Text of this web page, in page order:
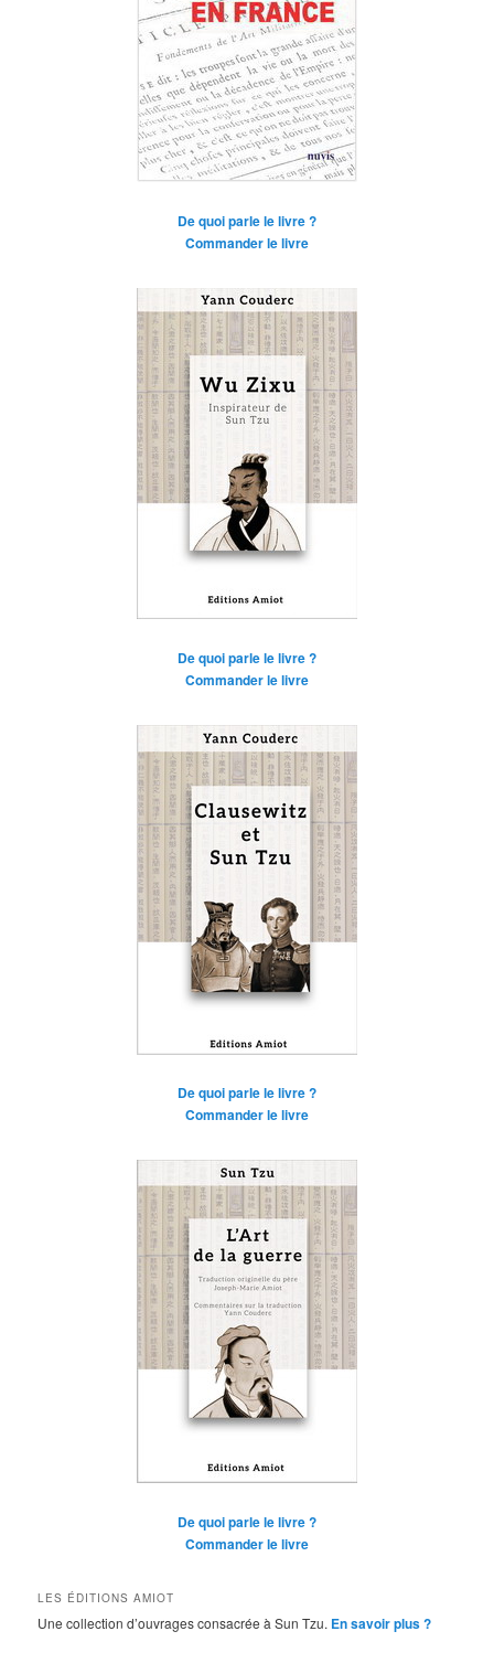
De quoi parle le livre ?
Commander le livre
De quoi parle le livre ?
Commander le livre
De quoi parle le livre ?
Commander le livre
De quoi parle le livre ?
Commander le livre
LES ÉDITIONS AMIOT
Une collection d’ouvrages consacrée à Sun Tzu. En savoir plus ?